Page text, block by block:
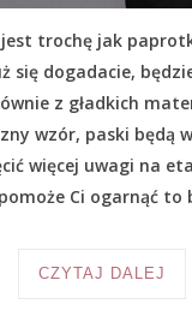
trochę jak
się dogadacie,
z gładkich
wzór, paski będą
więcej uwagi na
Ci ogarnąć to
CZYTAJ DALEJ